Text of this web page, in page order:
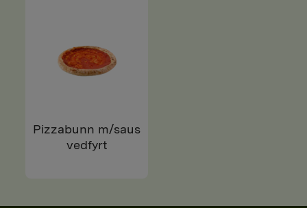
Pizzabunn m/saus
vedfyrt